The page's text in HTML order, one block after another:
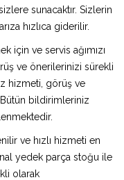
sunacaktır. Sizlerin
hızlıca giderilir.
için ve servis ağımızı
ve önerilerinizi sürekli
hizmeti, görüş ve
bildirimleriniz
ve hızlı hizmeti en
yedek parça stoğu ile
olarak